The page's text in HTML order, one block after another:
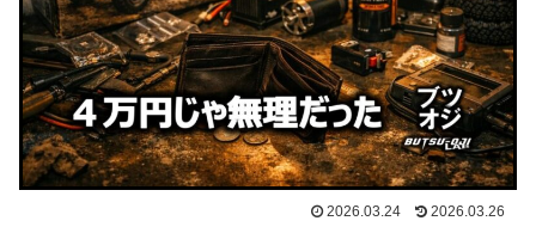
2026.03.24 2026.03.26